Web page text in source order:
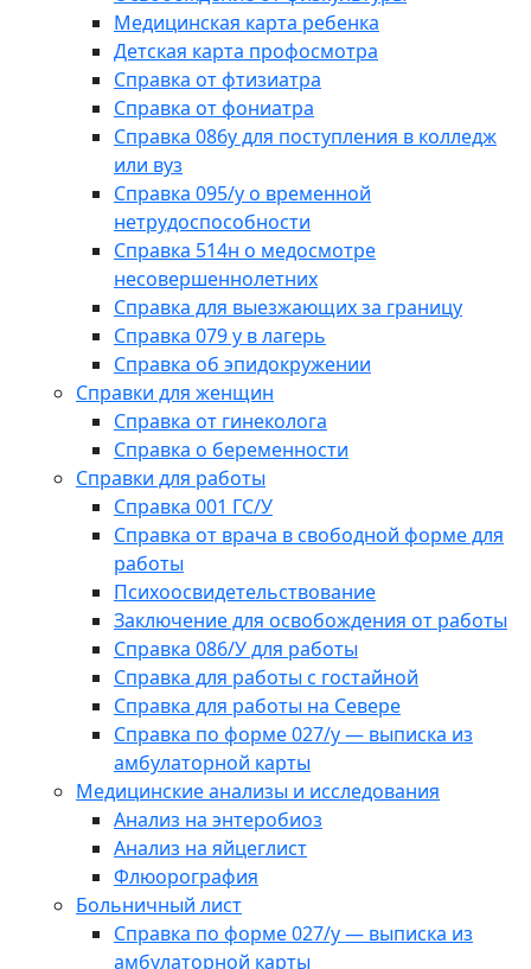
Медицинская карта ребенка
Детская карта профосмотра
Справка от фтизиатра
Справка от фониатра
Справка 086у для поступления в колледж
или вуз
Справка 095/у о временной
нетрудоспособности
Справка 514н о медосмотре
несовершеннолетних
Справка для выезжающих за границу
Справка 079 у в лагерь
Справка об эпидокружении
Справки для женщин
Справка от гинеколога
Справка о беременности
Справки для работы
Справка 001 ГС/У
Справка от врача в свободной форме для
работы
Психоосвидетельствование
Заключение для освобождения от работы
Справка 086/У для работы
Справка для работы с гостайной
Справка для работы на Севере
Справка по форме 027/у — выписка из
амбулаторной карты
Медицинские анализы и исследования
Анализ на энтеробиоз
Анализ на яйцеглист
Флюорография
Больничный лист
Справка по форме 027/у — выписка из
амбулаторной карты